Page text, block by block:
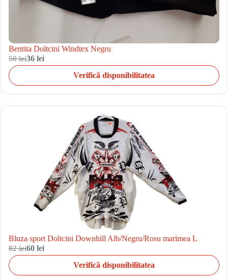
Bentita Doltcini Windtex Negru
50 lei36 lei
Verifică disponibilitatea
Bluza sport Doltcini Downhill Alb/Negru/Rosu marimea L
82 lei60 lei
Verifică disponibilitatea